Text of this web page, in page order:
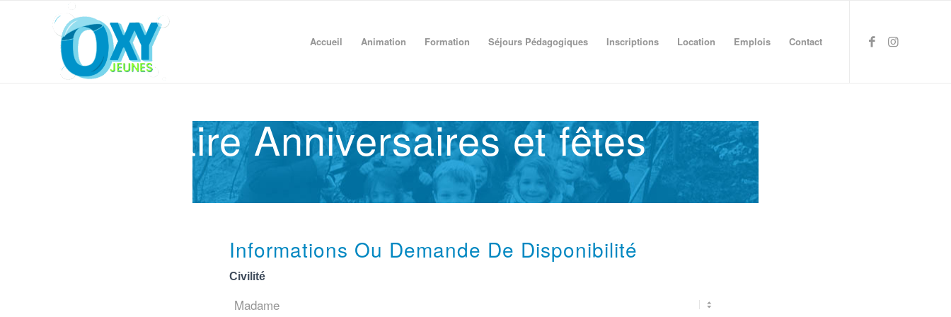
Accueil Animation Formation Séjours Pédagogiques Inscriptions Location Emplois Contact
Formulaire Anniversaires et fêtes
Informations Ou Demande De Disponibilité
Civilité